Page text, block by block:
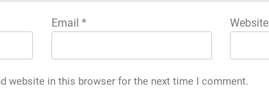
Email * Website
website in this browser for the next time I comment.